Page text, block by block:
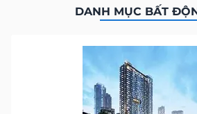
DANH MỤC BẤT